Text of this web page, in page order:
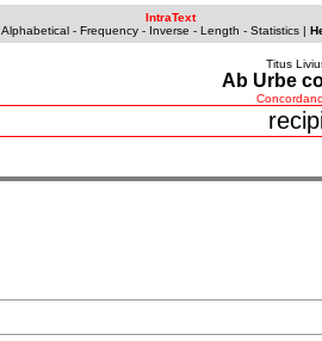
IntraText
Alphabetical- Frequency- Inverse - Length - Statistics|
Titus
Ab Urbe